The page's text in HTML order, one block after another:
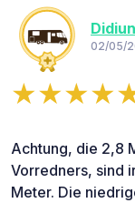
02/05/
Achtung, die 2,8
Vorredners, sind
Meter. Die